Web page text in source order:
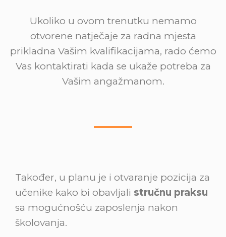
Ukoliko u ovom trenutku nemamo
otvorene natječaje za radna mjesta
prikladna Vašim kvalifikacijama, rado ćemo
Vas kontaktirati kada se ukaže potreba za
Vašim angažmanom.
Također, u planu je i otvaranje pozicija za
učenike kako bi obavljali stručnu praksu
sa mogućnošću zaposlenja nakon
školovanja.